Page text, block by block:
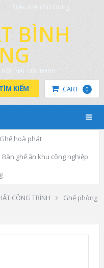
Điều Kiện Sử Dụng
BÌNH
THẤT TIẾN THỊNH
CART 0
TÌM KIẾM
Ghế hoà phát
Bàn ghế ăn khu công nghiệp
CÔNG TRÌNH
Ghế phòng